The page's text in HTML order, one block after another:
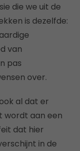
die we uit de
is dezelfde:
van
pas
over.
al dat er
wordt aan een
dat hier
in de